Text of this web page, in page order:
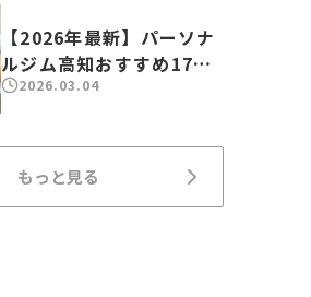
【2026年最新】パーソナ
ルジム高知おすすめ17
選！人気のジムを徹底比
2026.03.04
もっと見る